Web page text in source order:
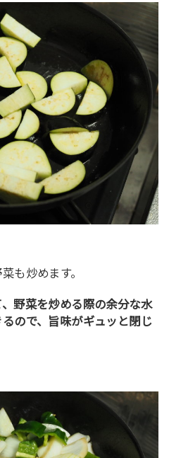
も炒めます。
野菜を炒める際の余分な水
ので、旨味がギュッと閉じ